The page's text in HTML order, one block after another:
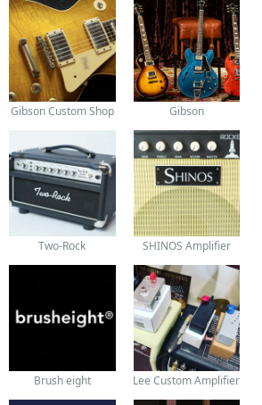
Gibson Custom Shop Gibson
Two-Rock SHINOS Amplifier
Brush eight Lee Custom Amplifier